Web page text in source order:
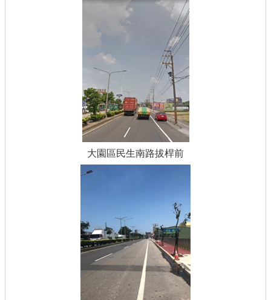
大園區民生南路拔桿前